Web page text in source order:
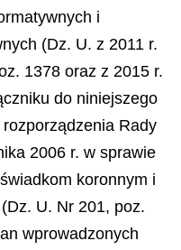
i
(Dz. U. z 2011 r.
1378 oraz z 2015 r.
do niniejszego
Rady
2006 r. w sprawie
koronnym i
U. Nr 201, poz.
wprowadzonych